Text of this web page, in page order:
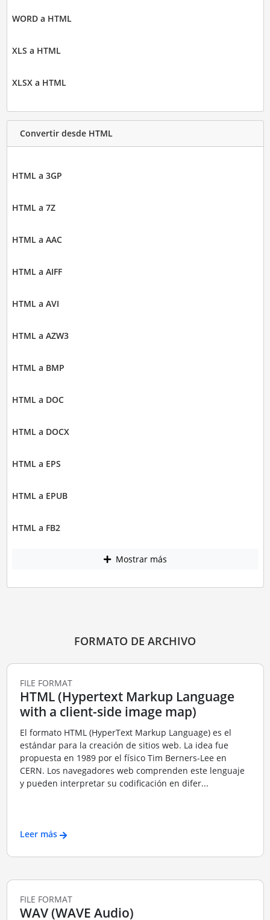
WORD a HTML
XLS a HTML
XLSX a HTML
Convertir desde HTML
HTML a 3GP
HTML a 7Z
HTML a AAC
HTML a AIFF
HTML a AVI
HTML a AZW3
HTML a BMP
HTML a DOC
HTML a DOCX
HTML a EPS
HTML a EPUB
HTML a FB2
Mostrar más
FORMATO DE ARCHIVO
FILE FORMAT
HTML (Hypertext Markup Language
with a client-side image map)
El formato HTML (HyperText Markup Language) es el
estándar para la creación de sitios web. La idea fue
propuesta en 1989 por el físico Tim Berners-Lee en
CERN. Los navegadores web comprenden este lenguaje
y pueden interpretar su codificación en difer...
Leer más
FILE FORMAT
WAV (WAVE Audio)